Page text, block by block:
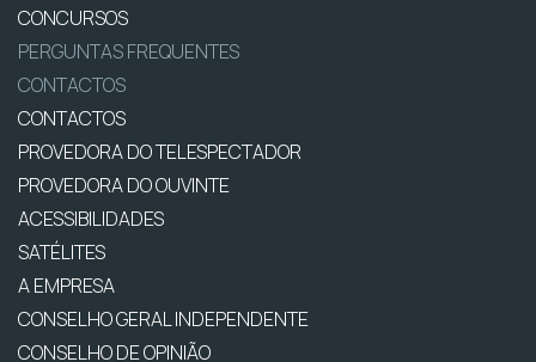
CONCURSOS
PERGUNTAS FREQUENTES
CONTACTOS
CONTACTOS
PROVEDORA DO TELESPECTADOR
PROVEDORA DO OUVINTE
ACESSIBILIDADES
SATÉLITES
A EMPRESA
CONSELHO GERAL INDEPENDENTE
CONSELHO DE OPINIÃO